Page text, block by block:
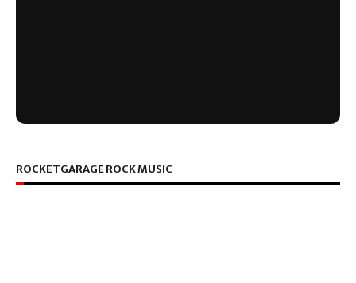
ROCKETGARAGE ROCK MUSIC